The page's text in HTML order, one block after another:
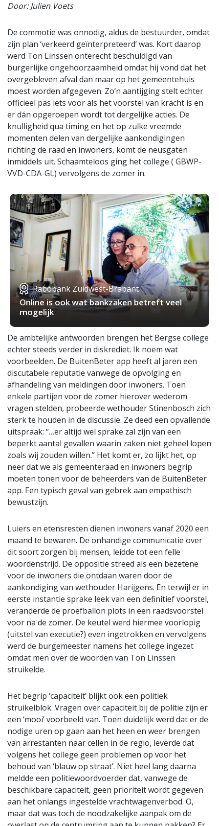
Door: Julien Voets
De commotie was onnodig, aldus de bestuurder, omdat
zijn plan ‘verkeerd geïnterpreteerd’ was. Kort daarop
werd Ton Linssen onterecht beschuldigd van
burgerlijke ongehoorzaamheid omdat hij vond dat het
overgebleven afval dan maar op het gemeentehuis
moest worden afgegeven. Zo’n aantijging stelt echter
officieel pas iets voor als het voorstel van kracht is en
er dán opgeroepen wordt tot dergelijke acties. De
knulligheid qua timing en het op zulke vreemde
momenten delen van dergelijke aankondigingen
richting de raad en inwoners, komt de neusgaten
inmiddels uit. Schaamteloos ging het college ( GBWP-
VVD-CDA-GL) vervolgens de zomer in.
Rabobank Zuidwest-Brabant
Online is ook wat bankzaken betreft veel
mogelijk
De ambtelijke antwoorden brengen het Bergse college
echter steeds verder in diskrediet. Ik noem wat
voorbeelden. De BuitenBeter app heeft al jaren een
discutabele reputatie vanwege de opvolging en
afhandeling van meldingen door inwoners. Toen
enkele partijen voor de zomer hierover wederom
vragen stelden, probeerde wethouder Stinenbosch zich
sterk te houden in de discussie. Ze deed een opvallende
uitspraak: “…er altijd wel sprake zal zijn van een
beperkt aantal gevallen waarin zaken niet geheel lopen
zoals wij zouden willen.” Het komt er, zo lijkt het, op
neer dat we als gemeenteraad en inwoners begrip
moeten tonen voor de beheerders van de BuitenBeter
app. Een typisch geval van gebrek aan empathisch
bewustzijn.
Luiers en etensresten dienen inwoners vanaf 2020 een
maand te bewaren. De onhandige communicatie over
dit soort zorgen bij mensen, leidde tot een felle
woordenstrijd. De oppositie streed als een bezetene
voor de inwoners die ontdaan waren door de
aankondiging van wethouder Harijgens. En terwijl er in
eerste instantie sprake leek van een definitief voorstel,
veranderde de proefballon plots in een raadsvoorstel
voor na de zomer. De keutel werd hiermee voorlopig
(uitstel van executie?) even ingetrokken en vervolgens
werd de burgemeester namens het college ingezet
omdat men over de woorden van Ton Linssen
struikelde.
Het begrip ‘capaciteit’ blijkt ook een politiek
struikelblok. Vragen over capaciteit bij de politie zijn er
een ‘mooi’ voorbeeld van. Toen duidelijk werd dat er de
nodige uren op gaan aan het heen en weer brengen
van arrestanten naar cellen in de regio, leverde dat
volgens het college geen problemen op voor het
behoud van ‘blauw op straat’. Niet heel lang daarna
meldde een politiewoordvoerder dat, vanwege de
beschikbare capaciteit, geen prioriteit wordt gegeven
aan het onlangs ingestelde vrachtwagenverbod. O,
maar dat was toch de noodzakelijke aanpak om de